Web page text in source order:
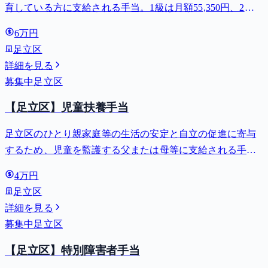
育している方に支給される手当。1級は月額55,350円、2級
6万円
足立区
詳細を見る
募集中 足立区
【足立区】児童扶養手当
足立区のひとり親家庭等の生活の安定と自立の促進に寄与
するため、児童を監護する父または母等に支給される手
4万円
足立区
詳細を見る
募集中 足立区
【足立区】特別障害者手当